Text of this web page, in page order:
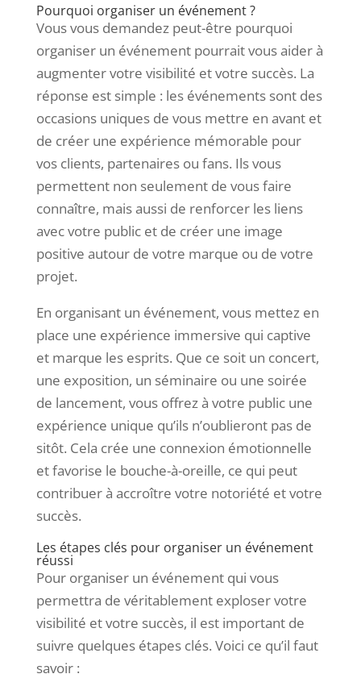
Pourquoi organiser un événement ?
Vous vous demandez peut-être pourquoi
organiser un événement pourrait vous aider à
augmenter votre visibilité et votre succès. La
réponse est simple : les événements sont des
occasions uniques de vous mettre en avant et
de créer une expérience mémorable pour
vos clients, partenaires ou fans. Ils vous
permettent non seulement de vous faire
connaître, mais aussi de renforcer les liens
avec votre public et de créer une image
positive autour de votre marque ou de votre
projet.
En organisant un événement, vous mettez en
place une expérience immersive qui captive
et marque les esprits. Que ce soit un concert,
une exposition, un séminaire ou une soirée
de lancement, vous offrez à votre public une
expérience unique qu’ils n’oublieront pas de
sitôt. Cela crée une connexion émotionnelle
et favorise le bouche-à-oreille, ce qui peut
contribuer à accroître votre notoriété et votre
succès.
Les étapes clés pour organiser un événement
réussi
Pour organiser un événement qui vous
permettra de véritablement exploser votre
visibilité et votre succès, il est important de
suivre quelques étapes clés. Voici ce qu’il faut
savoir :